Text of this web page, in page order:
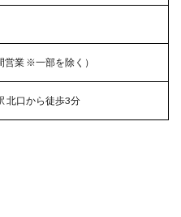
業 ※一部を除く）
北口から徒歩3分